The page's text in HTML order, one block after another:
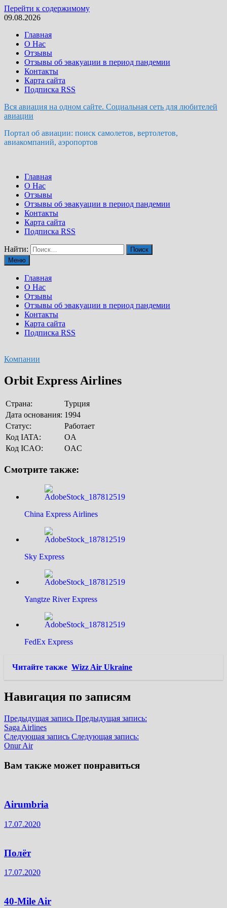
Перейти к содержимому
09.08.2026
Главная
О Нас
Отзывы
Отзывы об эвакуации в период пандемии
Контакты
Карта сайта
Подписка RSS
Вся авиация на одном сайте. Социальная сеть для любителей
авиации
Портал об авиации: поиск самолетов, вертолетов,
авиакомпаний, аэропортов
Главная
О Нас
Отзывы
Отзывы об эвакуации в период пандемии
Контакты
Карта сайта
Подписка RSS
Найти:
Меню
Главная
О Нас
Отзывы
Отзывы об эвакуации в период пандемии
Контакты
Карта сайта
Подписка RSS
Компании
Orbit Express Airlines
Страна:
Турция
Дата основания: 1994
Статус:
Работает
Код IATA:
OA
Код ICAO:
OAC
Смотрите также:
China Express Airlines
Sky Express
Yangtze River Express
FedEx Express
Читайте также Wizz Air Ukraine
Навигация по записям
Предыдущая запись Предыдущая запись:
Saga Airlines
Следующая запись Следующая запись:
Onur Air
Вам также может понравиться
Airumbria
17.07.2020
Полёт
17.07.2020
40-Mile Air